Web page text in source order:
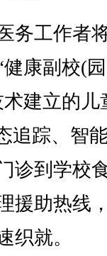
工作者
康副校(
建立的儿
追踪、智
诊到学校
援助热线
织就。